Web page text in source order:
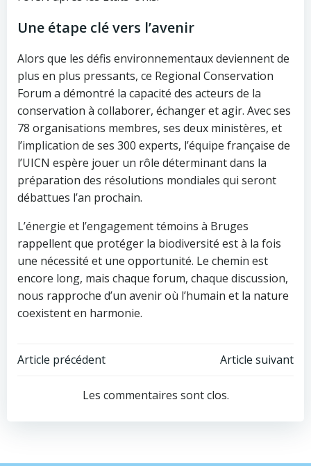
Une étape clé vers l’avenir
Alors que les défis environnementaux deviennent de
plus en plus pressants, ce Regional Conservation
Forum a démontré la capacité des acteurs de la
conservation à collaborer, échanger et agir. Avec ses
78 organisations membres, ses deux ministères, et
l’implication de ses 300 experts, l’équipe française de
l’UICN espère jouer un rôle déterminant dans la
préparation des résolutions mondiales qui seront
débattues l’an prochain.
L’énergie et l’engagement témoins à Bruges
rappellent que protéger la biodiversité est à la fois
une nécessité et une opportunité. Le chemin est
encore long, mais chaque forum, chaque discussion,
nous rapproche d’un avenir où l’humain et la nature
coexistent en harmonie.
Navigation
l’article
Article précédent
Navigation
de
l’article
Article suivant
Les commentaires sont clos.